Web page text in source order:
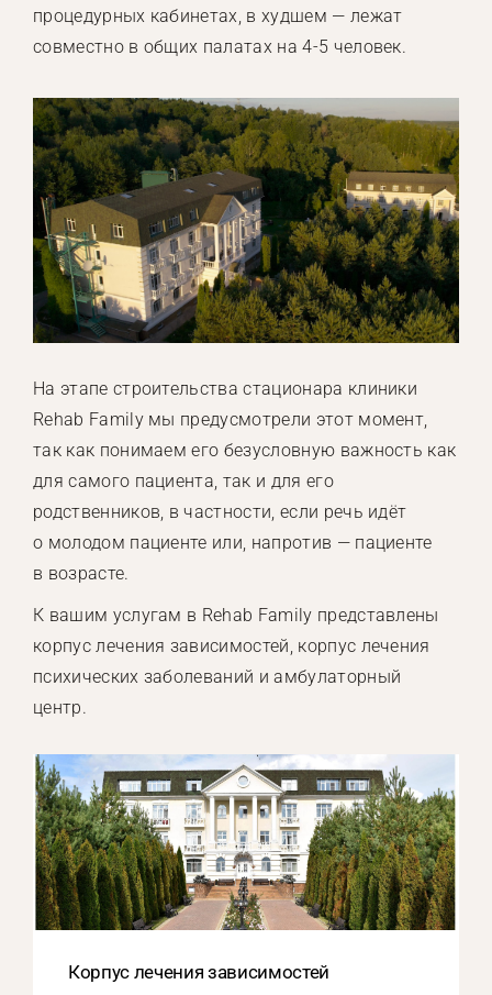
процедурных кабинетах, в худшем — лежат
совместно в общих палатах на 4-5 человек.
На этапе строительства стационара клиники
Rehab Family мы предусмотрели этот момент,
так как понимаем его безусловную важность как
для самого пациента, так и для его
родственников, в частности, если речь идёт
о молодом пациенте или, напротив — пациенте
в возрасте.
К вашим услугам в Rehab Family представлены
корпус лечения зависимостей, корпус лечения
психических заболеваний и амбулаторный
центр.
Корпус лечения зависимостей